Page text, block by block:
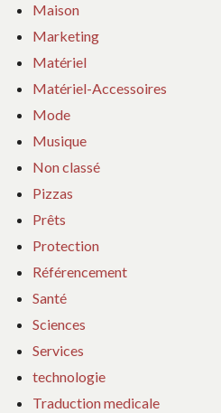
Maison
Marketing
Matériel
Matériel-Accessoires
Mode
Musique
Non classé
Pizzas
Prêts
Protection
Référencement
Santé
Sciences
Services
technologie
Traduction medicale